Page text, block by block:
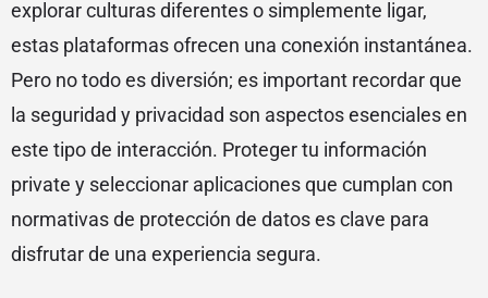
explorar culturas diferentes o simplemente ligar,
estas plataformas ofrecen una conexión instantánea.
Pero no todo es diversión; es important recordar que
la seguridad y privacidad son aspectos esenciales en
este tipo de interacción. Proteger tu información
private y seleccionar aplicaciones que cumplan con
normativas de protección de datos es clave para
disfrutar de una experiencia segura.